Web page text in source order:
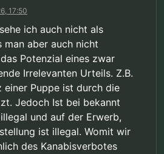
17:50
ich auch nicht als
man aber auch nicht
Potenzial eines zwar
Irrelevanten Urteils. Z.B.
einer Puppe ist durch die
Jedoch Ist bei bekannt
und auf der Erwerb,
ist illegal. Womit wir
des Kanabisverbotes